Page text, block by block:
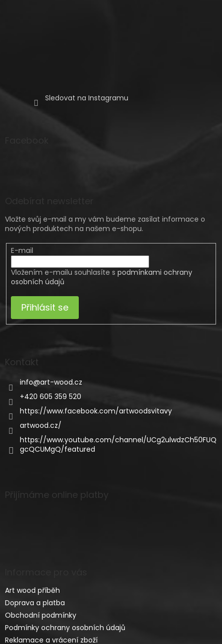
Sledovat na Instagramu
Vložte svůj e-mail a my vám budeme zasílat informace o
nových produktech na našem e-shopu.
E-mail
Vložením e-mailu souhlasíte s podmínkami ochrany
osobních údajů
Přihlásit se
Kontakt
info@art-wood.cz
+420 605 359 520
https://www.facebook.com/artwoodsvitavy
artwood.cz/
https://www.youtube.com/channel/UCg2ulwdzCh50FUQ
gcQCUMgQ/featured
Přijímáme online platby
Art wood příběh
Doprava a platba
Obchodní podmínky
Podmínky ochrany osobních údajů
Reklamace a vrácení zboží